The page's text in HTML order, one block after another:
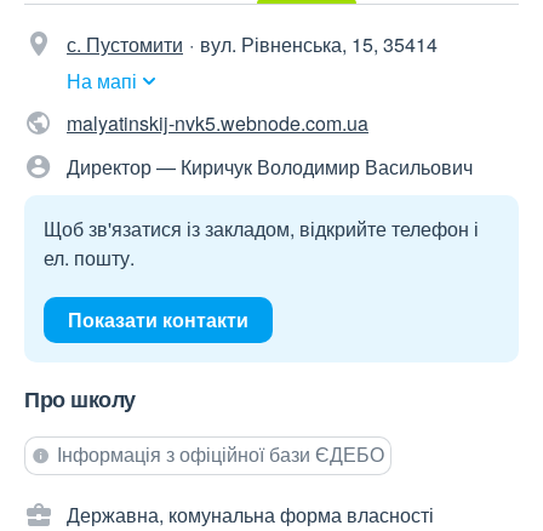
с. Пустомити
вул. Рівненська, 15, 35414
На мапі
malyatinskij-nvk5.webnode.com.ua
Директор — Киричук Володимир Васильович
Щоб зв'язатися із закладом, відкрийте телефон і
ел. пошту.
Показати контакти
Про школу
Інформація з офіційної бази ЄДЕБО
Державна, комунальна форма власності